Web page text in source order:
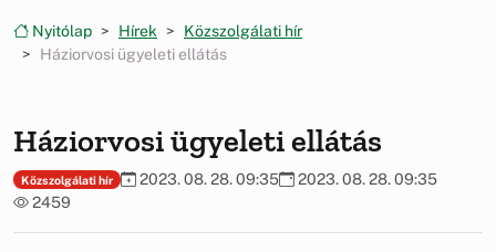
Nyitólap Hírek
Közszolgálati hír
Háziorvosi ügyeleti ellátás
Háziorvosi ügyeleti ellátás
Közszolgálati hír 2023. 08. 28. 09:35
2023. 08. 28. 09:35
2459